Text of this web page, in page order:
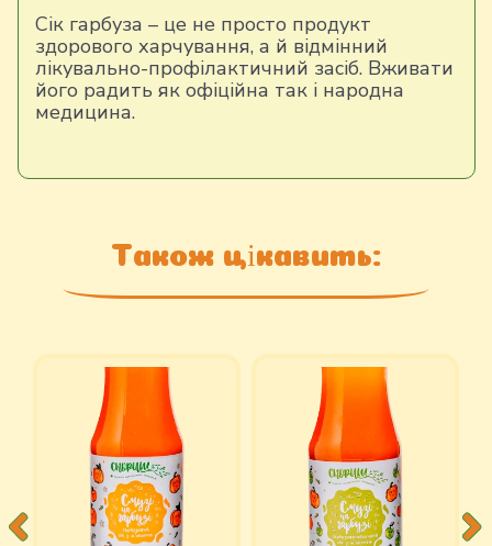
Сік гарбуза – це не просто продукт
здорового харчування, а й відмінний
лікувально-профілактичний засіб. Вживати
його радить як офіційна так і народна
медицина.
Також цікавить: